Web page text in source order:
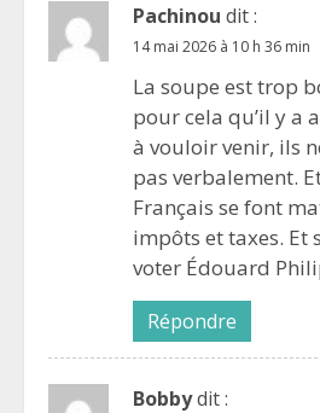
Pachinou dit :
14 mai 2026 à 10 h 36 min
La soupe est trop
pour cela qu’il y a
à vouloir venir, ils
pas verbalement.
Français se font
impôts et taxes. Et
voter Édouard
Répondre
Bobbydit :